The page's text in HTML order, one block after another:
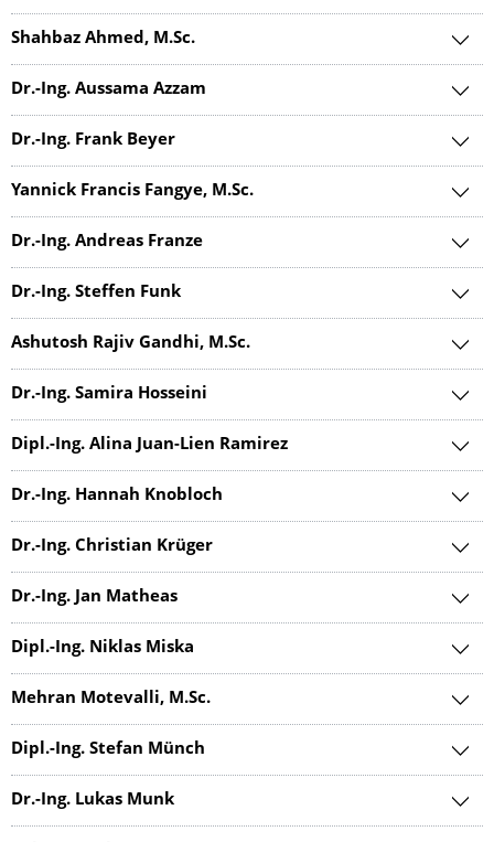
Shahbaz Ahmed, M.Sc.
Dr.-Ing. Aussama Azzam
Dr.-Ing. Frank Beyer
Yannick Francis Fangye, M.Sc.
Dr.-Ing. Andreas Franze
Dr.-Ing. Steffen Funk
Ashutosh Rajiv Gandhi, M.Sc.
Dr.-Ing. Samira Hosseini
Dipl.-Ing. Alina Juan-Lien Ramirez
Dr.-Ing. Hannah Knobloch
Dr.-Ing. Christian Krüger
Dr.-Ing. Jan Matheas
Dipl.-Ing. Niklas Miska
Mehran Motevalli, M.Sc.
Dipl.-Ing. Stefan Münch
Dr.-Ing. Lukas Munk